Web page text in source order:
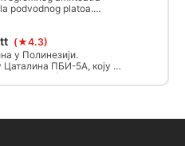
podvodnog platoa.
od 8 metara do 40
(★4.3)
у Полинезији.
ПБИ-5А, коју је
РАИ-у (Регие
предак Аир